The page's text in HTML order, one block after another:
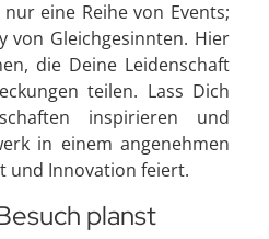
eine Reihe von Events;
von Gleichgesinnten. Hier
die Deine Leidenschaft
teilen. Lass Dich
inspirieren und
in einem angenehmen
und Innovation feiert.
planst